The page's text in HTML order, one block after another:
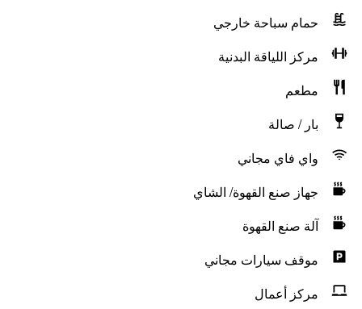
حمام سباحة خارجي
مركز اللياقة البدنية
مطعم
بار / صالة
واي فاي مجاني
جهاز صنع القهوة/ الشاي
آلة صنع القهوة
موقف سيارات مجاني
مركز أعمال